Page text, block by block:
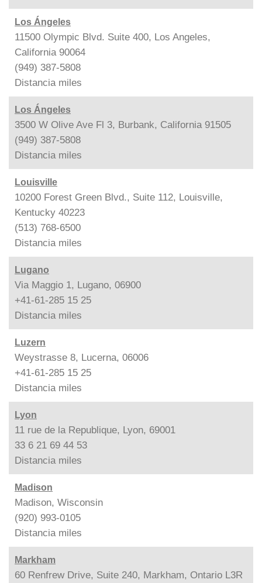
Los Ángeles
11500 Olympic Blvd. Suite 400, Los Angeles,
California 90064
(949) 387-5808
Distancia miles
Los Ángeles
3500 W Olive Ave Fl 3, Burbank, California 91505
(949) 387-5808
Distancia miles
Louisville
10200 Forest Green Blvd., Suite 112, Louisville,
Kentucky 40223
(513) 768-6500
Distancia miles
Lugano
Via Maggio 1, Lugano, 06900
+41-61-285 15 25
Distancia miles
Luzern
Weystrasse 8, Lucerna, 06006
+41-61-285 15 25
Distancia miles
Lyon
11 rue de la Republique, Lyon, 69001
33 6 21 69 44 53
Distancia miles
Madison
Madison, Wisconsin
(920) 993-0105
Distancia miles
Markham
60 Renfrew Drive, Suite 240, Markham, Ontario L3R